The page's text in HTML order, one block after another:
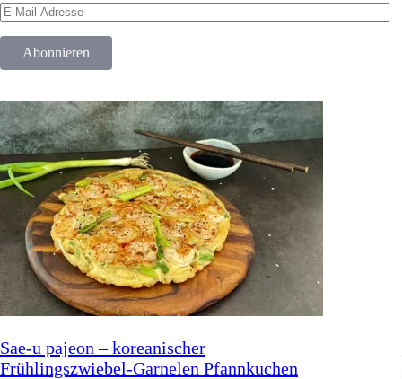
E-
Mail-
Adresse
Abonnieren
Focaccia mit Cocktailtomaten, Rosmarin &
Knoblauch – ein Muss für jede Grillsaison